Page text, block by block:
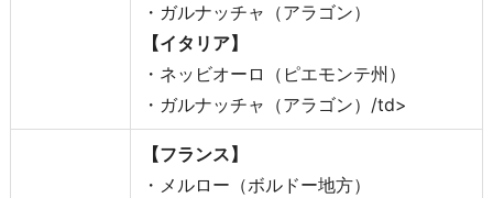
・ガルナッチャ（アラゴン）
【イタリア】
・ネッビオーロ（ピエモンテ州）
・ガルナッチャ（アラゴン）/td>
【フランス】
・メルロー（ボルドー地方）